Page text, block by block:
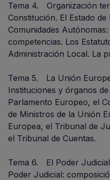
Tema 4. Organización
Constitución. El Estado
Comunidades
competencias. Los
Administración Local. La
Tema 5. La Unión
Instituciones y órganos
Parlamento Europeo, el
de Ministros de la Unión
Europea, el Tribunal de
el Tribunal de Cuentas.
Tema 6. El Poder
Poder Judicial: